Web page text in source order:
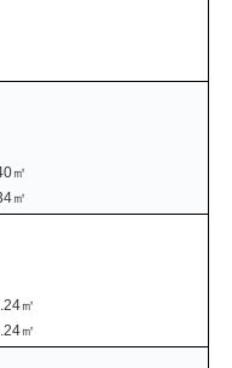
㎡
㎡
㎡
㎡